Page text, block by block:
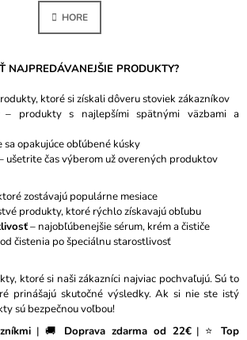
L
Á
C
E
P
V
K
V
Ý
P
I
S
N
K
O
N
I
HORE
NAJPREDÁVANEJŠIE PRODUKTY?
ktoré si získali dôveru stoviek zákazníkov
produkty s najlepšími spätnými väzbami a
opakujúce obľúbené kúsky
ušetrite čas výberom už overených produktov
zostávajú populárne mesiace
produkty, ktoré rýchlo získavajú obľubu
– najobľúbenejšie sérum, krém a čističe
čistenia po špeciálnu starostlivosť
ktoré si naši zákazníci najviac pochvaľujú. Sú to
prinášajú skutočné výsledky. Ak si nie ste istý
sú bezpečnou voľbou!
| 🚚 Doprava zdarma od 22€| ⭐Top